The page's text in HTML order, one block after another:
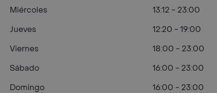
Miércoles
13:12 - 23:00
Jueves
12:20 - 19:00
Viernes
18:00 - 23:00
Sábado
16:00 - 23:00
Domingo
16:00 - 23:00